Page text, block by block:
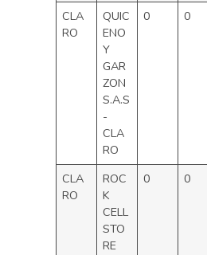
CLA
RO
QUIC
ENO
Y
GAR
ZON
S.A.S
-
CLA
RO
0 0
CLA
RO
ROC
K
CELL
STO
RE
0 0